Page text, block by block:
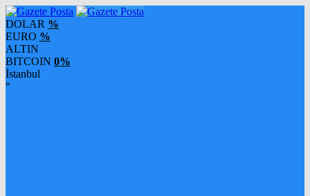
DOLAR %
EURO %
ALTIN
BITCOIN 0%
İstanbul
°